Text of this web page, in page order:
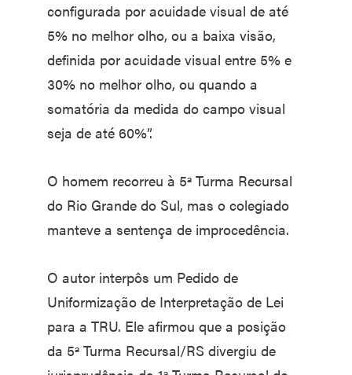
configurada por acuidade visual de até
5% no melhor olho, ou a baixa visão,
definida por acuidade visual entre 5% e
30% no melhor olho, ou quando a
somatória da medida do campo visual
seja de até 60%”.
O homem recorreu à 5ª Turma Recursal
do Rio Grande do Sul, mas o colegiado
manteve a sentença de improcedência.
O autor interpôs um Pedido de
Uniformização de Interpretação de Lei
para a TRU. Ele afirmou que a posição
da 5ª Turma Recursal/RS divergiu de